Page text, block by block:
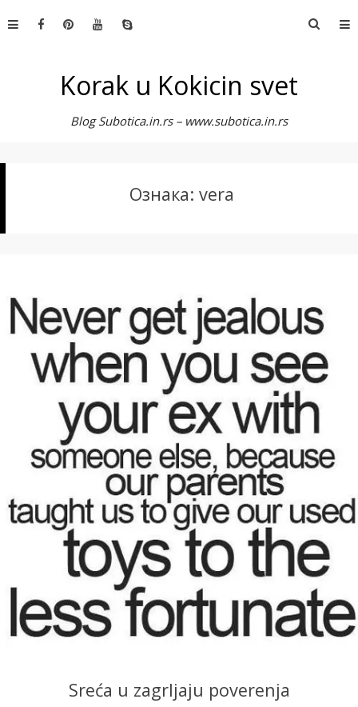
to
Korak u Kokicin svet
Blog Subotica.in.rs – www.subotica.in.rs
Ознака: vera
Sreća u zagrljaju poverenja